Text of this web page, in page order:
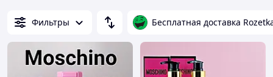
Фильтры Бесплатная доставка